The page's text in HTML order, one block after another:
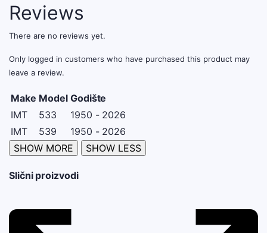
Reviews
There are no reviews yet.
Only logged in customers who have purchased this product may
leave a review.
Make Model Godište
IMT
533
1950 - 2026
IMT
539 1950 - 2026
Slični proizvodi